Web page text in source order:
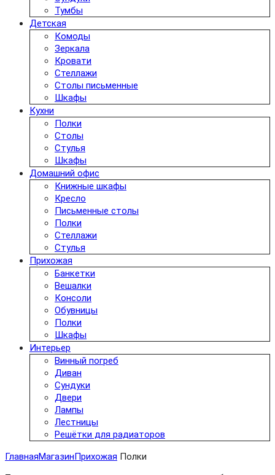
Тумбы
Детская
Комоды
Зеркала
Кровати
Стеллажи
Столы письменные
Шкафы
Кухни
Полки
Столы
Стулья
Шкафы
Домашний офис
Книжные шкафы
Кресло
Письменные столы
Полки
Стеллажи
Стулья
Прихожая
Банкетки
Вешалки
Консоли
Обувницы
Полки
Шкафы
Интерьер
Винный погреб
Диван
Сундуки
Двери
Лампы
Лестницы
Решётки для радиаторов
ГлавнаяМагазинПрихожая Полки